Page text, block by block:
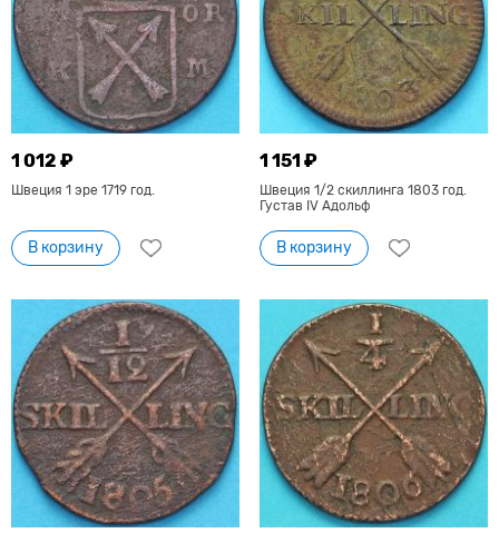
1 012 ₽
Швеция 1 эре 1719 год.
В корзину
1 151 ₽
Швеция 1/2 скиллинга 1803 год.
Густав IV Адольф
В корзину